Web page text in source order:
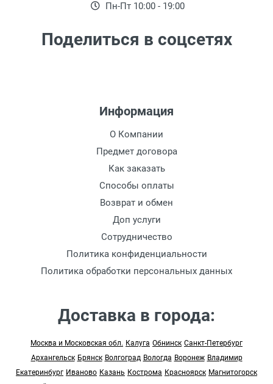
Пн-Пт 10:00 - 19:00
Поделиться в соцсетях
Информация
О Компании
Предмет договора
Как заказать
Способы оплаты
Возврат и обмен
Доп услуги
Сотрудничество
Политика конфиденциальности
Политика обработки персональных данных
Доставка в города:
Москва и Московская обл. Калуга Обнинск Санкт-Петербург
Архангельск Брянск Волгоград Вологда Воронеж Владимир
Екатеринбург Иваново Казань Кострома Красноярск Магнитогорск